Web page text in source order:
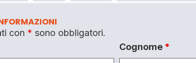
con * sono obbligatori.
Cognome *